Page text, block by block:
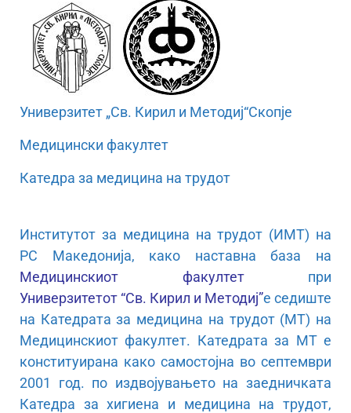
Универзитет „Св. Кирил и Методиј“Скопје
Медицински факултет
Катедра за медицина на трудот
Институтот за медицина на трудот (ИМТ) на
РС Македонија, како наставна база на
Медицинскиот факултет при
Универзитетот “Св. Кирил и Методиј”е седиште
на Катедрата за медицина на трудот (МТ) на
Медицинскиот факултет. Катедрата за МТ е
конституирана како самостојна во септември
2001 год. по издвојувањето на заедничката
Катедра за хигиена и медицина на трудот,